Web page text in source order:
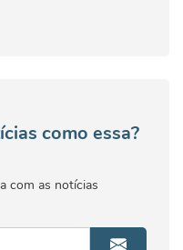
como essa?
com as notícias